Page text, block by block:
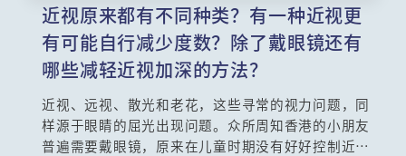
近视原来都有不同种类？有一种近视更
有可能自行减少度数？除了戴眼镜还有
哪些减轻近视加深的方法？
近视、远视、散光和老花，这些寻常的视力问题，同
样源于眼睛的屈光出现问题。众所周知香港的小朋友
普遍需要戴眼镜，原来在儿童时期没有好好控制近